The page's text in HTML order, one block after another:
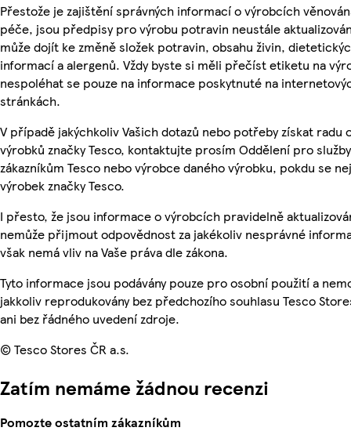
Přestože je zajištění správných informací o výrobcích
péče, jsou předpisy pro výrobu potravin neustále
může dojít ke změně složek potravin, obsahu živin,
informací a alergenů. Vždy byste si měli přečíst etiketu na
nespoléhat se pouze na informace poskytnuté na
stránkách.
V případě jakýchkoliv Vašich dotazů nebo potřeby získat radu
výrobků značky Tesco, kontaktujte prosím Oddělení pro služby
zákazníkům Tesco nebo výrobce daného výrobku, pokdu se
výrobek značky Tesco.
I přesto, že jsou informace o výrobcích pravidelně
nemůže přijmout odpovědnost za jakékoliv nesprávné
však nemá vliv na Vaše práva dle zákona.
Tyto informace jsou podávány pouze pro osobní použití a
jakkoliv reprodukovány bez předchozího souhlasu Tesco
ani bez řádného uvedení zdroje.
© Tesco Stores ČR a.s.
Zatím nemáme žádnou recenzi
Pomozte ostatním zákazníkům